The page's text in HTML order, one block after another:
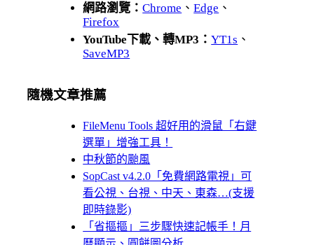
網路瀏覽：Chrome 、Edge 、
Firefox
YouTube下載、轉MP3：YT1s 、
SaveMP3
隨機文章推薦
FileMenu Tools 超好用的滑鼠「右鍵
選單」增強工具！
中秋節的颱風
SopCast v4.2.0「免費網路電視」可
看公視、台視、中天、東森…(支援
即時錄影)
「省摳摳」三步驟快速記帳手！月